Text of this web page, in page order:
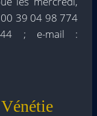
39 04 98 774
; e-mail :